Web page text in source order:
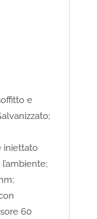
e
iniettato
60